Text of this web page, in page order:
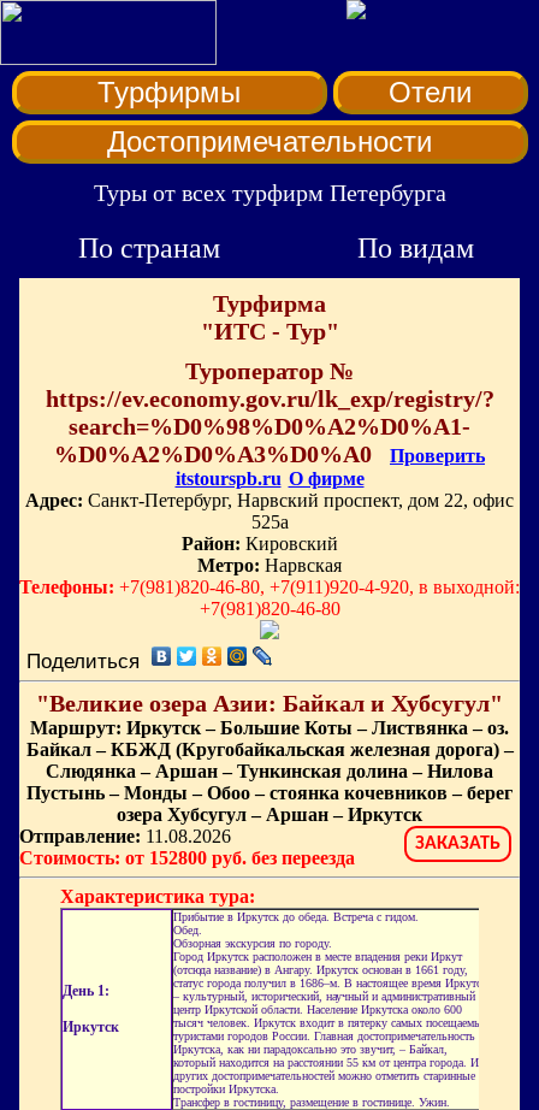
Турфирмы
Отели
Достопримечательности
Туры от всех турфирм Петербурга
По странам По видам
Турфирма
"ИТС - Тур"
Туроператор №
https://ev.economy.gov.ru/lk_exp/registry/?
search=%D0%98%D0%A2%D0%A1-
%D0%A2%D0%A3%D0%A0
Проверить
itstourspb.ru О фирме
Адрес: Санкт-Петербург, Нарвский проспект, дом 22, офис
525а
Район: Кировский
Метро: Нарвская
Телефоны: +7(981)820-46-80, +7(911)920-4-920, в выходной:
+7(981)820-46-80
Поделиться
"Великие озера Азии: Байкал и Хубсугул"
Маршрут: Иркутск – Большие Коты – Листвянка – оз.
Байкал – КБЖД (Кругобайкальская железная дорога) –
Слюдянка – Аршан – Тункинская долина – Нилова
Пустынь – Монды – Обоо – стоянка кочевников – берег
озера Хубсугул – Аршан – Иркутск
ЗАКАЗАТЬ
Отправление: 11.08.2026
Стоимость: от 152800 руб. без переезда
Характеристика тура:
День 1:
Иркутск
Прибытие в Иркутск до обеда. Встреча с гидом.
Обед.
Обзорная экскурсия по городу.
Город Иркутск расположен в месте впадения реки Иркут
(отсюда название) в Ангару. Иркутск основан в 1661 году,
статус города получил в 1686–м. В настоящее время Иркутск
– культурный, исторический, научный и административный
центр Иркутской области. Население Иркутска около 600
тысяч человек. Иркутск входит в пятерку самых посещаемых
туристами городов России. Главная достопримечательность
Иркутска, как ни парадоксально это звучит, – Байкал,
который находится на расстоянии 55 км от центра города. Из
других достопримечательностей можно отметить старинные
постройки Иркутска.
Трансфер в гостиницу, размещение в гостинице. Ужин.